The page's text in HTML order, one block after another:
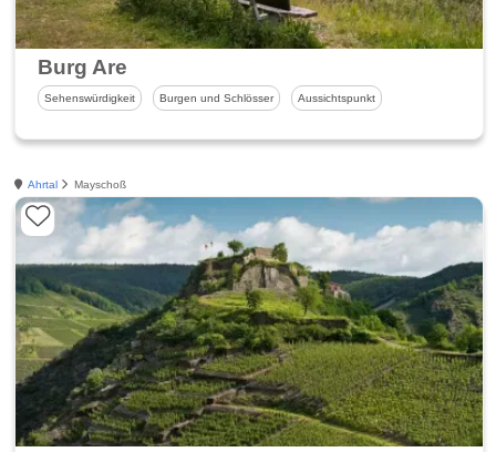
Burg Are
Sehenswürdigkeit Burgen und Schlösser Aussichtspunkt
Ahrtal Mayschoß